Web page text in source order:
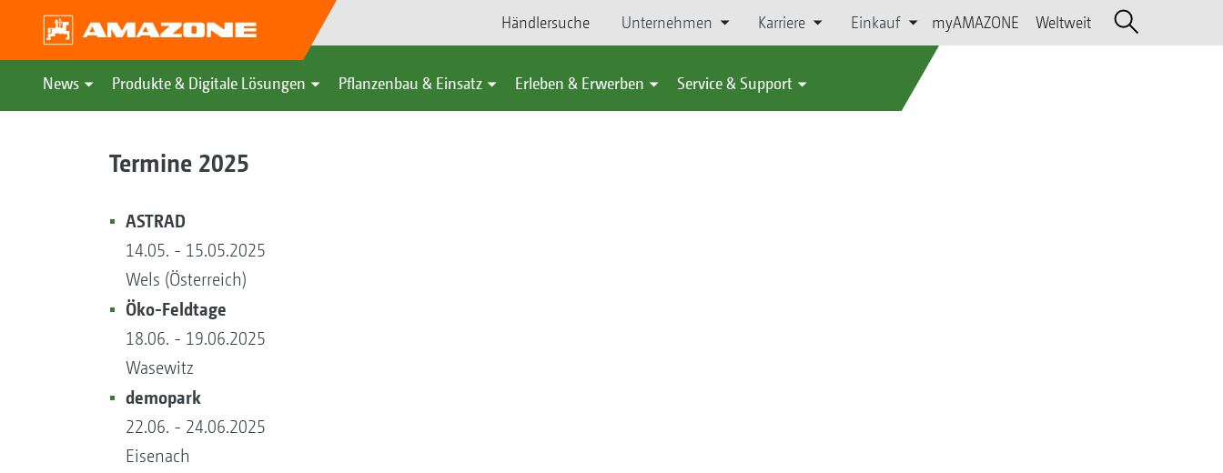
Händlersuche Unternehmen Karriere Einkauf myAMAZONE Weltweit
News Produkte & Digitale Lösungen Pflanzenbau & Einsatz Erleben & Erwerben Service & Support
Termine 2025
ASTRAD
14.05. - 15.05.2025
Wels (Österreich)
Öko-Feldtage
18.06. - 19.06.2025
Wasewitz
demopark
22.06. - 24.06.2025
Eisenach